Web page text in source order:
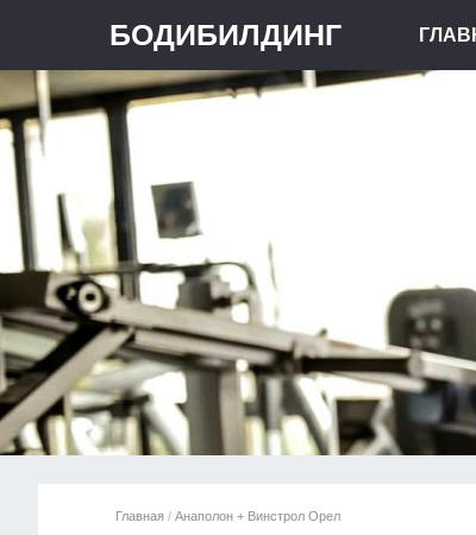
БОДИБИЛДИНГ
Главная / Анаполон + Винстрол Орел